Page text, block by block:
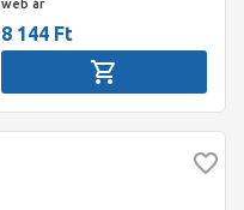
web ár
8 144 Ft